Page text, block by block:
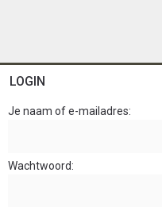
LOGIN
Je naam of e-mailadres
Wachtwoord